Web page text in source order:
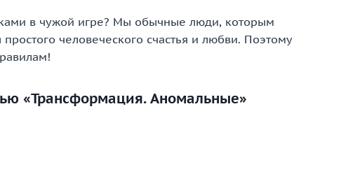
в чужой игре? Мы обычные люди, которым
человеческого счастья и любви. Поэтому
«Трансформация. Аномальные»